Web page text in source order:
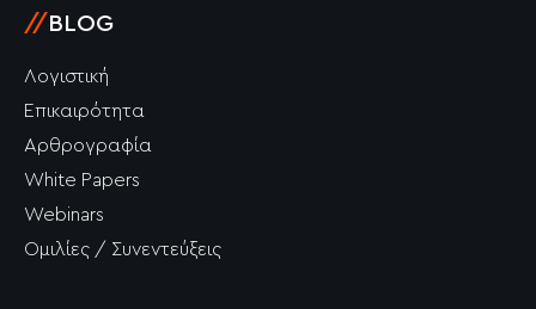
// BLOG
Λογιστική
Επικαιρότητα
Αρθρογραφία
White Papers
Webinars
Ομιλίες / Συνεντεύξεις